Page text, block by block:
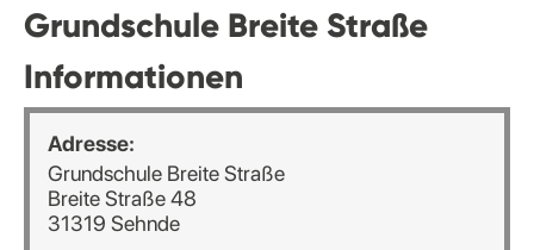
Grundschule Breite Straße
Informationen
Adresse:
Grundschule Breite Straße
Breite Straße 48
31319 Sehnde